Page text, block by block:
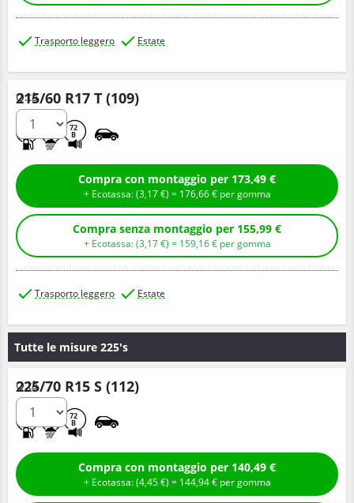
Trasporto leggero Estate
215/60 R17 T (109)
72
B
Q.tà
Compra con montaggio per 173,49 €
+ Ecotassa: (3,17€ ) = 176,66€ per gomma
Compra senza montaggio per 155,99 €
+ Ecotassa: (3,17€ ) = 159,16€ per gomma
Trasporto leggero Estate
Tutte le misure 225's
225/70 R15 S (112)
72
B
Q.tà
Compra con montaggio per 140,49 €
+ Ecotassa: (4,45€ ) = 144,94€ per gomma